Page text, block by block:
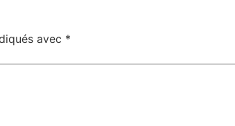
avec *